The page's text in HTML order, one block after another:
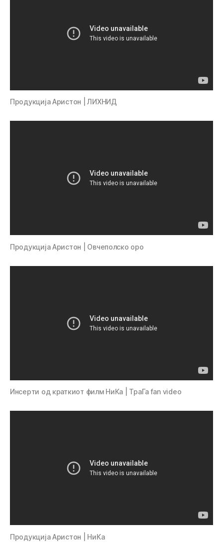
Продукција Аристон | ЛИХНИД
Продукција Аристон | Овчеполско оро
Инсерти од краткиот филм НиКа | ТраГа fan video
Продукција Аристон | НиКа